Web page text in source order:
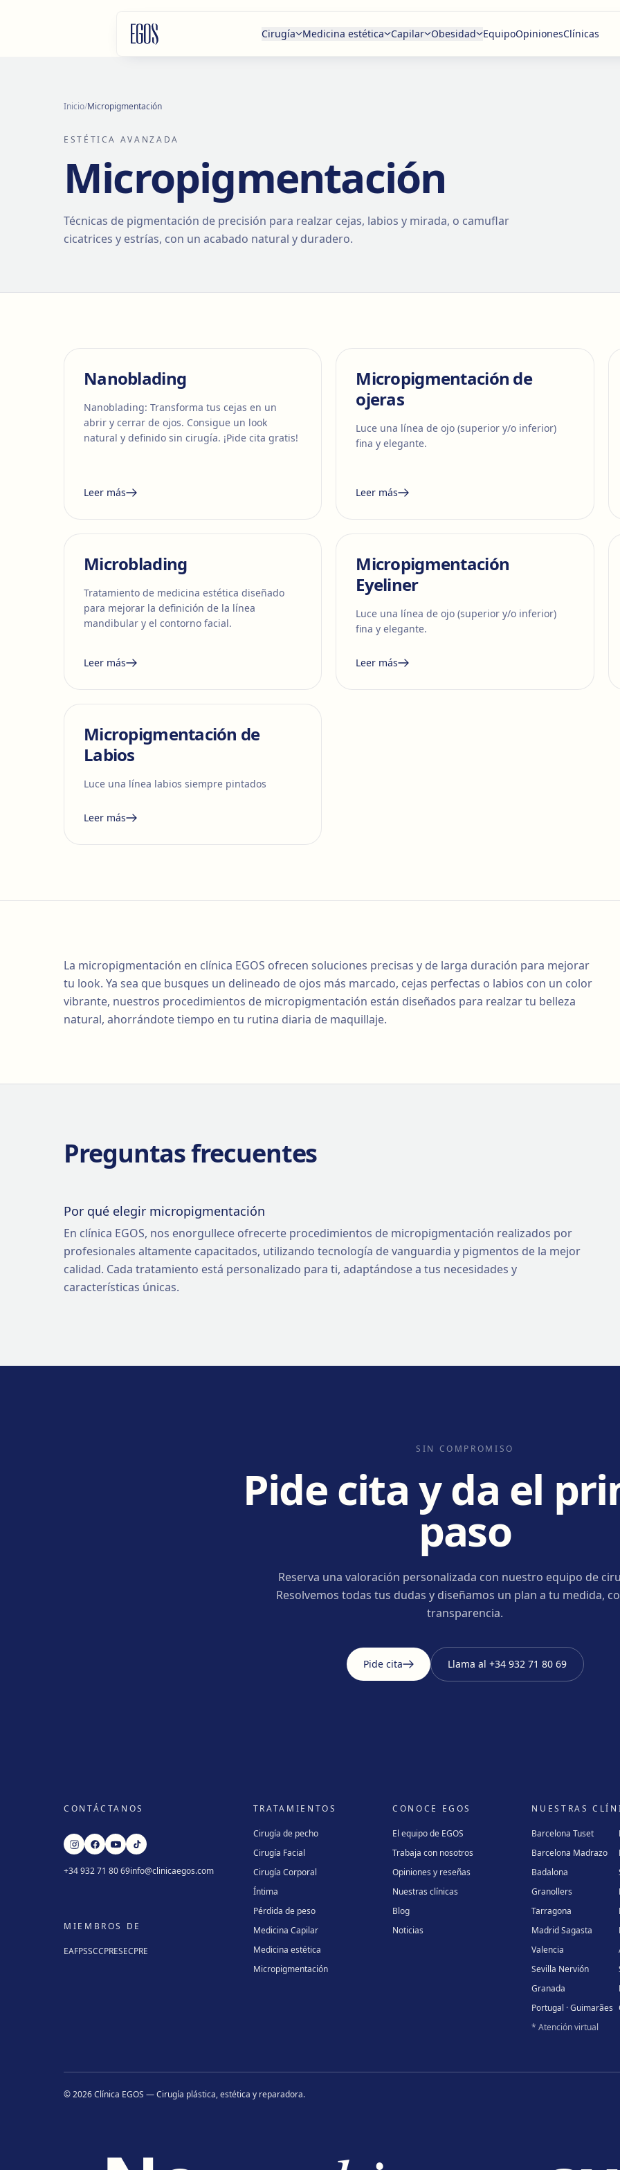
Cirugía Medicina estética Capilar Obesidad EquipoOpinionesClínicas
Inicio/Micropigmentación
ESTÉTICA AVANZADA
Micropigmentación
Técnicas de pigmentación de precisión para realzar cejas, labios y mirada, o camuflar
cicatrices y estrías, con un acabado natural y duradero.
Nanoblading
Nanoblading: Transforma tus cejas en un
abrir y cerrar de ojos. Consigue un look
natural y definido sin cirugía. ¡Pide cita gratis!
Leer más
Micropigmentación de
ojeras
Luce una línea de ojo (superior y/o inferior)
fina y elegante.
Leer más
Microblading
Tratamiento de medicina estética diseñado
para mejorar la definición de la línea
mandibular y el contorno facial.
Leer más
Micropigmentación
Eyeliner
Luce una línea de ojo (superior y/o inferior)
fina y elegante.
Leer más
Micropigmentación de
Labios
Luce una línea labios siempre pintados
Leer más
La micropigmentación en clínica EGOS ofrecen soluciones precisas y de larga duración para mejorar
tu look. Ya sea que busques un delineado de ojos más marcado, cejas perfectas o labios con un color
vibrante, nuestros procedimientos de micropigmentación están diseñados para realzar tu belleza
natural, ahorrándote tiempo en tu rutina diaria de maquillaje.
Preguntas frecuentes
Por qué elegir micropigmentación
En clínica EGOS, nos enorgullece ofrecerte procedimientos de micropigmentación realizados por
profesionales altamente capacitados, utilizando tecnología de vanguardia y pigmentos de la mejor
calidad. Cada tratamiento está personalizado para ti, adaptándose a tus necesidades y
características únicas.
SIN COMPROMISO
Pide cita y da el
paso
Reserva una valoración personalizada con nuestro equipo de
Resolvemos todas tus dudas y diseñamos un plan a tu medida,
transparencia.
Pide cita Llama al +34 932 71 80 69
CONTÁCTANOS
+34 932 71 80 69info@clinicaegos.com
MIEMBROS DE
EAFPSSCCPRESECPRE
TRATAMIENTOS
Cirugía de pecho
Cirugía Facial
Cirugía Corporal
Íntima
Pérdida de peso
Medicina Capilar
Medicina estética
Micropigmentación
CONOCE EGOS
El equipo de EGOS
Trabaja con nosotros
Opiniones y reseñas
Nuestras clínicas
Blog
Noticias
NUESTRAS
Barcelona Tuset
Barcelona Madrazo
Badalona
Granollers
Tarragona
Madrid Sagasta
Valencia
Sevilla Nervión
Granada
Portugal · Guimarães
* Atención virtual
©2026Clínica EGOS — Cirugía plástica, estética y reparadora.